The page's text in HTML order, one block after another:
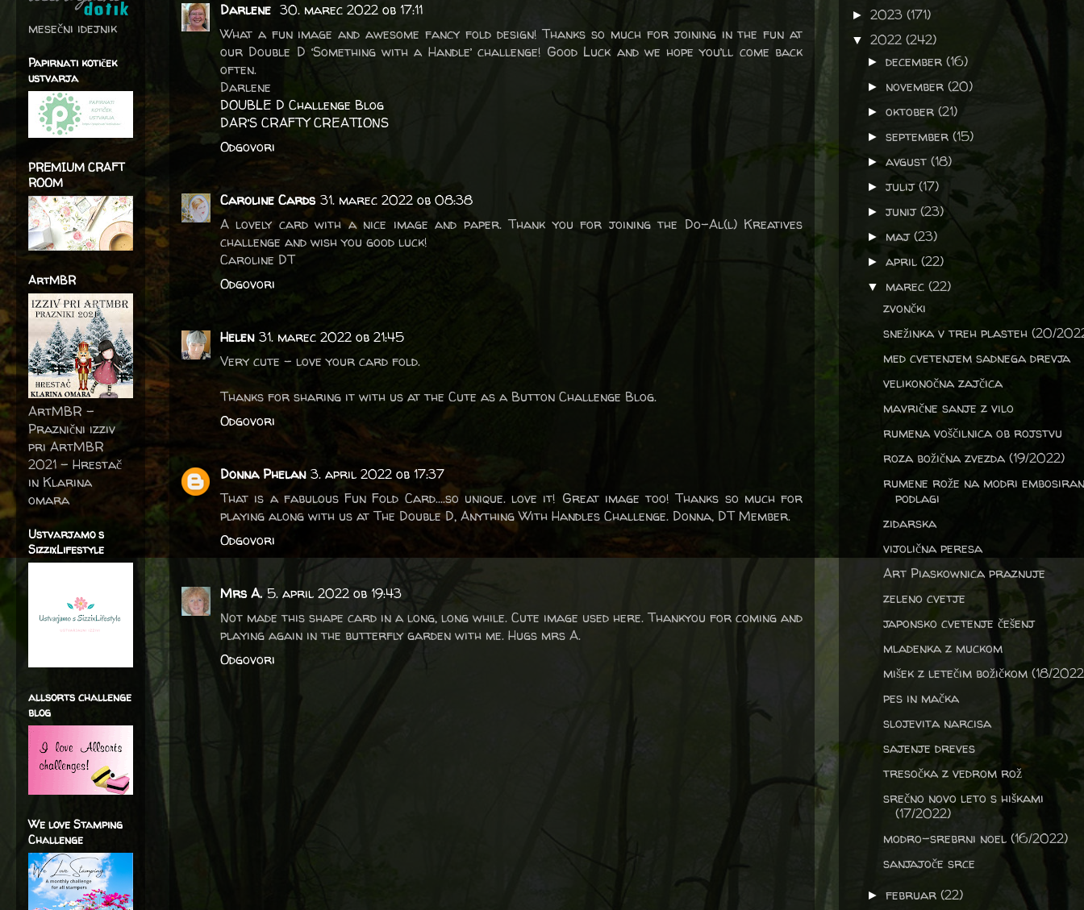
Darlene 30. marec 2022 ob 17:11
What a fun image and awesome fancy fold design! Thanks so much for joining in the fun at
our Double D ‘Something with a Handle’ challenge! Good Luck and we hope you’ll come back
often.
Darlene
DOUBLE D Challenge Blog
DAR’S CRAFTY CREATIONS
Odgovori
Caroline Cards 31. marec 2022 ob 08:38
A lovely card with a nice image and paper. Thank you for joining the Do-Al(l) Kreatives
challenge and wish you good luck!
Caroline DT
Odgovori
Helen 31. marec 2022 ob 21:45
Very cute - love your card fold.
Thanks for sharing it with us at the Cute as a Button Challenge Blog.
Odgovori
Donna Phelan 3. april 2022 ob 17:37
That is a fabulous Fun Fold Card....so unique. love it! Great image too! Thanks so much for
playing along with us at The Double D, Anything With Handles Challenge. Donna, DT Member.
Odgovori
Mrs A. 5. april 2022 ob 19:43
Not made this shape card in a long, long while. Cute image used here. Thankyou for coming and
playing again in the butterfly garden with me. Hugs mrs A.
Odgovori
mesečni idejnik
Papirnati kotiček
ustvarja
PREMIUM CRAFT
ROOM
ArtMBR
ArtMBR -
Praznični izziv
pri ArtMBR
2021 – Hrestač
in Klarina
omara
Ustvarjamo s
SizzixLifestyle
allsorts challenge
blog
We love Stamping
Challenge
► 2023 (171)
▼ 2022 (242)
►december(16)
► november(20)
►oktober(21)
►september(15)
►avgust(18)
►julij(17)
►junij(23)
► maj(23)
►april(22)
▼ marec(22)
zvončki
snežinka v treh plasteh (20/
med cvetenjem sadnega drevja
velikonočna zajčica
mavrične sanje z vilo
rumena voščilnica ob rojstvu
roza božična zvezda (19/2022)
rumene rože na modri
podlagi
zidarska
vijolična peresa
Art Piaskownica praznuje
zeleno cvetje
japonsko cvetenje češenj
mladenka z muckom
mišek z letečim božičkom (18/
pes in mačka
slojevita narcisa
sajenje dreves
tresočka z vedrom rož
srečno novo leto s hiškami
(17/2022)
modro-srebrni noel (16/2022)
sanjajoče srce
►februar(22)